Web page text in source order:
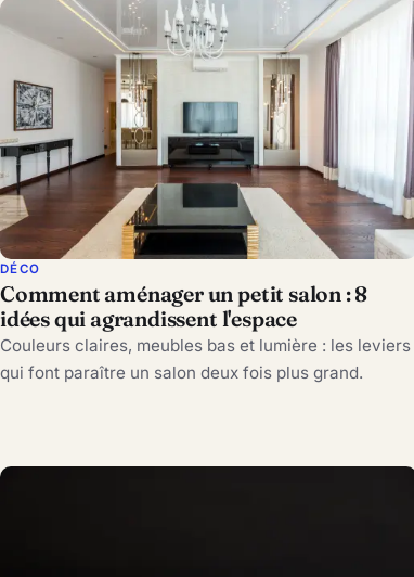
DÉCO
Comment aménager un petit salon : 8
idées qui agrandissent l'espace
Couleurs claires, meubles bas et lumière : les leviers
qui font paraître un salon deux fois plus grand.